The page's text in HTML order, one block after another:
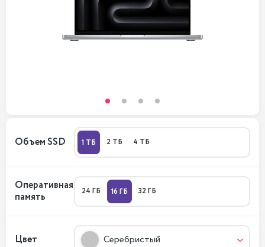
Объем SSD 1 ТБ 2 ТБ 4 ТБ
Оперативная
память
24 ГБ 16 ГБ 32 ГБ
Цвет Серебристый